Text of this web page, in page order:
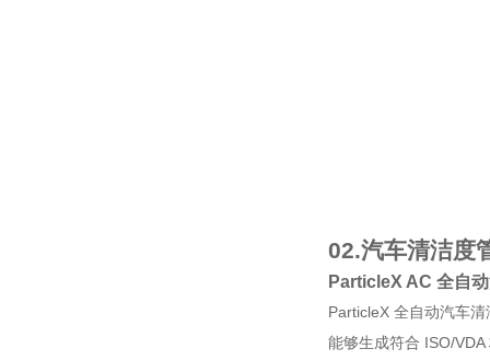
02.汽车清洁度
ParticleX AC 全自
ParticleX 全自动汽车
能够生成符合 ISO/